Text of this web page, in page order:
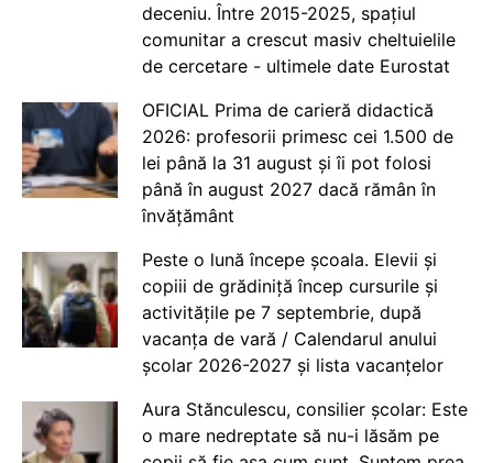
deceniu. Între 2015-2025, spațiul
comunitar a crescut masiv cheltuielile
de cercetare - ultimele date Eurostat
OFICIAL Prima de carieră didactică
2026: profesorii primesc cei 1.500 de
lei până la 31 august și îi pot folosi
până în august 2027 dacă rămân în
învățământ
Peste o lună începe școala. Elevii și
copiii de grădiniță încep cursurile și
activitățile pe 7 septembrie, după
vacanța de vară / Calendarul anului
școlar 2026-2027 și lista vacanțelor
Aura Stănculescu, consilier școlar: Este
o mare nedreptate să nu-i lăsăm pe